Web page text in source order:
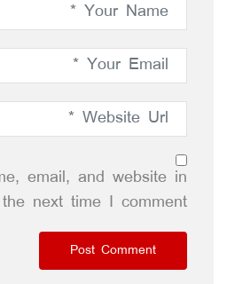
email, and website in
next time I comment.